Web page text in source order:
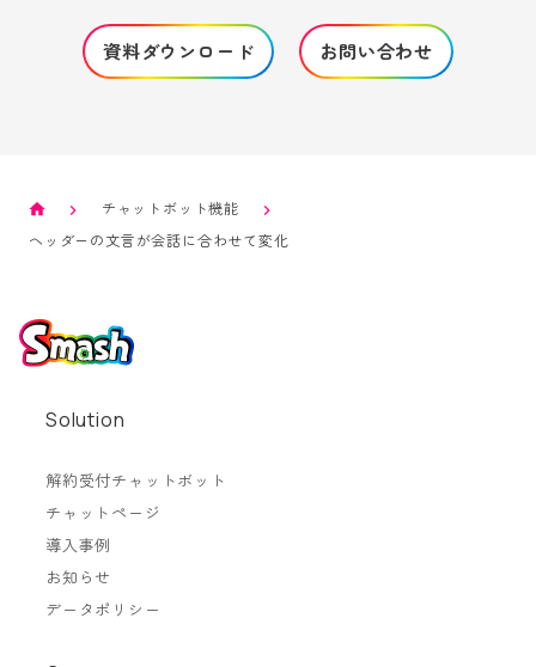
資料ダウンロード お問い合わせ
チャットボット機能
ヘッダーの文言が会話に合わせて変化
Solution
解約受付チャットボット
チャットページ
導入事例
お知らせ
データポリシー